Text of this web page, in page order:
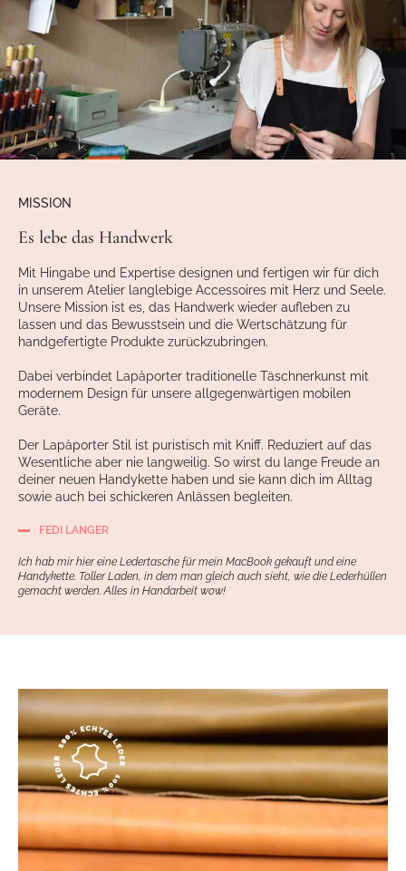
MISSION
Es lebe das Handwerk
Mit Hingabe und Expertise designen und fertigen wir für dich
in unserem Atelier langlebige Accessoires mit Herz und Seele.
Unsere Mission ist es, das Handwerk wieder aufleben zu
lassen und das Bewusstsein und die Wertschätzung für
handgefertigte Produkte zurückzubringen.
Dabei verbindet Lapàporter traditionelle Täschnerkunst mit
modernem Design für unsere allgegenwärtigen mobilen
Geräte.
Der Lapàporter Stil ist puristisch mit Kniff. Reduziert auf das
Wesentliche aber nie langweilig. So wirst du lange Freude an
deiner neuen Handykette haben und sie kann dich im Alltag
sowie auch bei schickeren Anlässen begleiten.
FEDI LANGER
Ich hab mir hier eine Ledertasche für mein MacBook gekauft und eine
Handykette. Toller Laden, in dem man gleich auch sieht, wie die Lederhüllen
gemacht werden. Alles in Handarbeit wow!